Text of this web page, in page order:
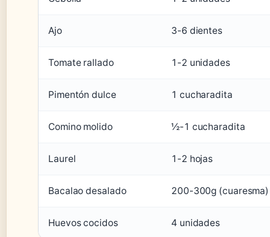
Ajo 3-6 dientes
Tomate rallado 1-2 unidades
Pimentón dulce 1 cucharadita
Comino molido ½-1 cucharadita
Laurel 1-2 hojas
Bacalao desalado 200-300g (cuaresma)
Huevos cocidos 4 unidades